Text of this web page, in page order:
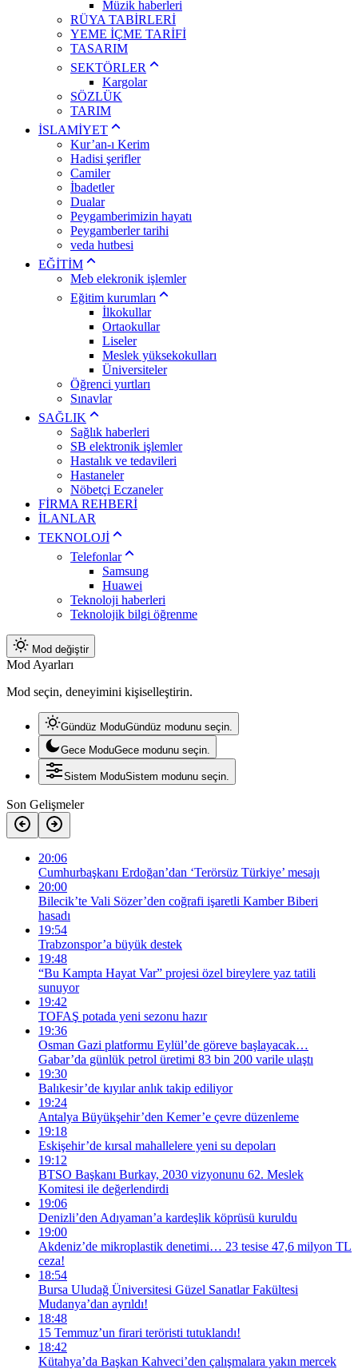
Müzik haberleri
RÜYA TABİRLERİ
YEME İÇME TARİFİ
TASARIM
SEKTÖRLER
Kargolar
SÖZLÜK
TARIM
İSLAMİYET
Kur’an-ı Kerim
Hadisi şerifler
Camiler
İbadetler
Dualar
Peygamberimizin hayatı
Peygamberler tarihi
veda hutbesi
EĞİTİM
Meb elekronik işlemler
Eğitim kurumları
İlkokullar
Ortaokullar
Liseler
Meslek yüksekokulları
Üniversiteler
Öğrenci yurtları
Sınavlar
SAĞLIK
Sağlık haberleri
SB elektronik işlemler
Hastalık ve tedavileri
Hastaneler
Nöbetçi Eczaneler
FİRMA REHBERİ
İLANLAR
TEKNOLOJİ
Telefonlar
Samsung
Huawei
Teknoloji haberleri
Teknolojik bilgi öğrenme
Mod değiştir
Mod Ayarları
Mod seçin, deneyimini kişiselleştirin.
Gündüz ModuGündüz modunu seçin.
Gece ModuGece modunu seçin.
Sistem ModuSistem modunu seçin.
Son Gelişmeler
20:06
Cumhurbaşkanı Erdoğan’dan ‘Terörsüz Türkiye’ mesajı
20:00
Bilecik’te Vali Sözer’den coğrafi işaretli Kamber Biberi
hasadı
19:54
Trabzonspor’a büyük destek
19:48
“Bu Kampta Hayat Var” projesi özel bireylere yaz tatili
sunuyor
19:42
TOFAŞ potada yeni sezonu hazır
19:36
Osman Gazi platformu Eylül’de göreve başlayacak…
Gabar’da günlük petrol üretimi 83 bin 200 varile ulaştı
19:30
Balıkesir’de kıyılar anlık takip ediliyor
19:24
Antalya Büyükşehir’den Kemer’e çevre düzenleme
19:18
Eskişehir’de kırsal mahallelere yeni su depoları
19:12
BTSO Başkanı Burkay, 2030 vizyonunu 62. Meslek
Komitesi ile değerlendirdi
19:06
Denizli’den Adıyaman’a kardeşlik köprüsü kuruldu
19:00
Akdeniz’de mikroplastik denetimi… 23 tesise 47,6 milyon TL
ceza!
18:54
Bursa Uludağ Üniversitesi Güzel Sanatlar Fakültesi
Mudanya’dan ayrıldı!
18:48
15 Temmuz’un firari teröristi tutuklandı!
18:42
Kütahya’da Başkan Kahveci’den çalışmalara yakın mercek